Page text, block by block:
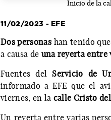
Inicio de la
11/02/2023 - EFE
Dos personas han tenido
a causa de una reyerta entre
Fuentes del Servicio de
informado a EFE que el
viernes, en la calle Cristo
Un reyerta entre varias